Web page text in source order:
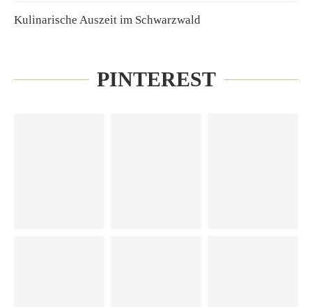
Kulinarische Auszeit im Schwarzwald
PINTEREST